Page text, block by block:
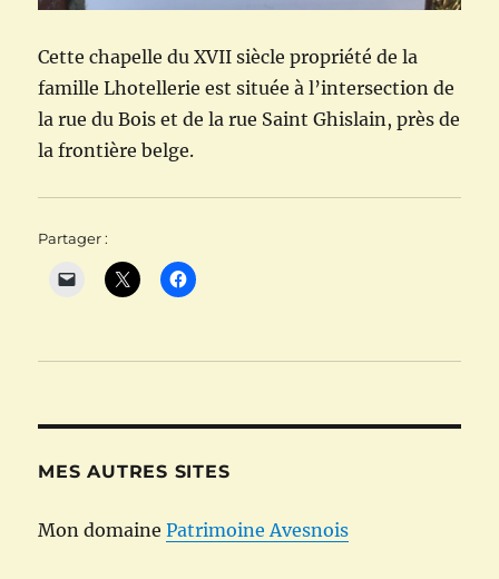
Cette chapelle du XVII siècle propriété de la
famille Lhotellerie est située à l’intersection de
la rue du Bois et de la rue Saint Ghislain, près de
la frontière belge.
Partager :
MES AUTRES SITES
Mon domainePatrimoine Avesnois